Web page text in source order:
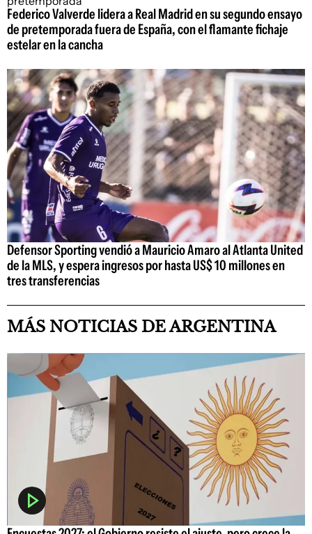
Federico Valverde lidera a Real Madrid en su segundo ensayo
de pretemporada fuera de España, con el flamante fichaje
estelar en la cancha
Defensor Sporting vendió a Mauricio Amaro al Atlanta United
de la MLS, y espera ingresos por hasta US$ 10 millones en
tres transferencias
MÁS NOTICIAS DE ARGENTINA